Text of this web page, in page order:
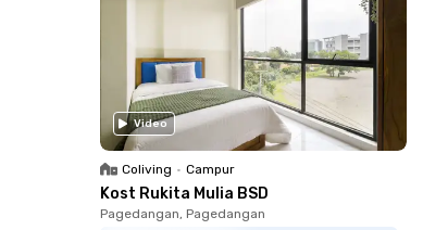
Video
Coliving • Campur
Kost Rukita Mulia BSD
Pagedangan, Pagedangan